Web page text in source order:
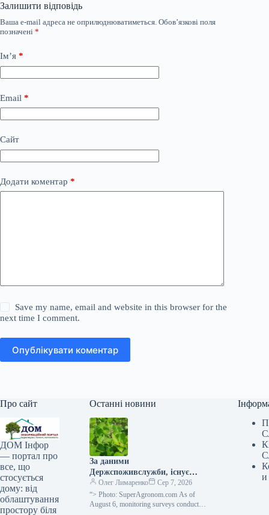
Залишити відповідь
Ваша e-mail адреса не оприлюднюватиметься. Обов’язкові поля
позначені *
Ім’я *
Email *
Сайт
Додати коментар *
Save my name, email and website in this browser for the
next time I comment.
Опублікувати коментар
Про сайт
ДОМ Інфор
— портал про
все, що
стосується
дому: від
облаштування
простору біля
Останні новини
За даними
Держспоживслужби, існує
небезпека поширення
павутинного кліща —
SuperAgronom.com
Олег Лимаренко
Сер 7, 2026
“> Photo: SuperAgronom.com As of
August 6, monitoring surveys conducted
и